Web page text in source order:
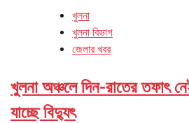
খুলনা
খুলনা বিভাগ
জেলার খবর
খুলনা অঞ্চলে দিন-রাতের তফাৎ
যাচ্ছে বিদ্যুৎ